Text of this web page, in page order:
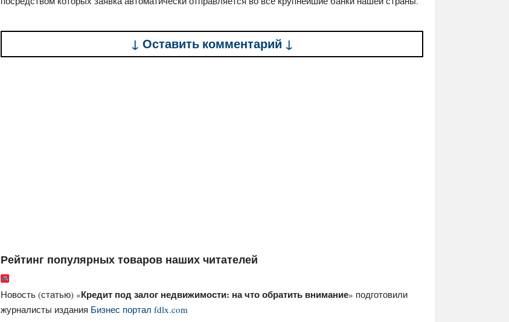
↓ Оставить комментарий ↓
Рейтинг популярных товаров наших читателей
Новость (статью) «Кредит под залог недвижимости: на что обратить внимание» подготовили
журналисты издания Бизнес портал fdlx.com